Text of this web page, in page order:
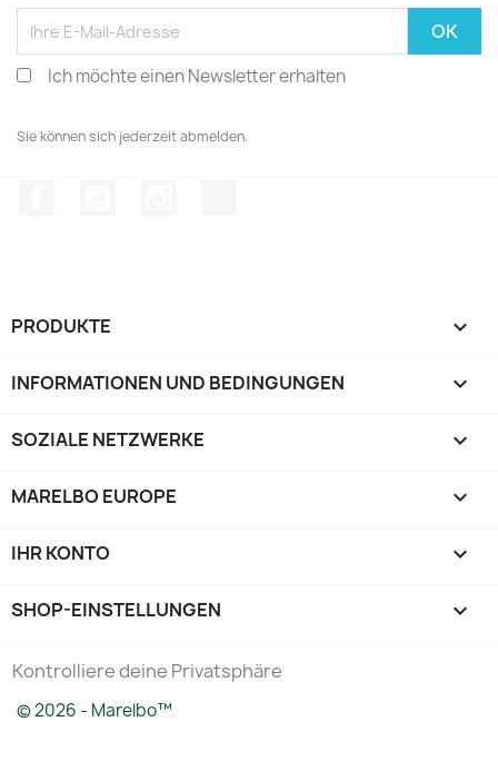
Ich möchte einen Newsletter erhalten
Sie können sich jederzeit abmelden.
PRODUKTE 
INFORMATIONEN UND BEDINGUNGEN 
SOZIALE NETZWERKE 
MARELBO EUROPE 
IHR KONTO 
SHOP-EINSTELLUNGEN keyboard_arrow_down
Kontrolliere deine Privatsphäre
© 2026 - Marelbo™